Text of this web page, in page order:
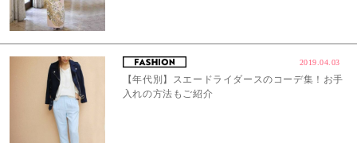
2019.04.03
【年代別】スエードライダースのコーデ集！お手
入れの方法もご紹介